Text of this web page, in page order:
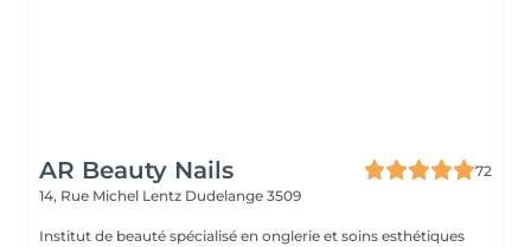
AR Beauty Nails
72
14, Rue Michel Lentz Dudelange 3509
Institut de beauté spécialisé en onglerie et soins esthétiques